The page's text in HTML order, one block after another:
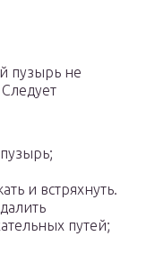
пузырь не
и встряхнуть.
путей;